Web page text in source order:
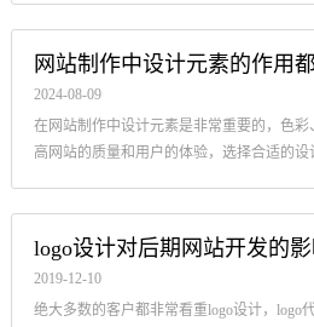
网站制作中设计元素的作用
2024-08-09
在网站制作中设计元素是非常重要的，色
高网站的质量和用户的体验，选择合适的
logo设计对后期网站开发的
2019-12-10
绝大多数的客户都非常看重logo设计，logo